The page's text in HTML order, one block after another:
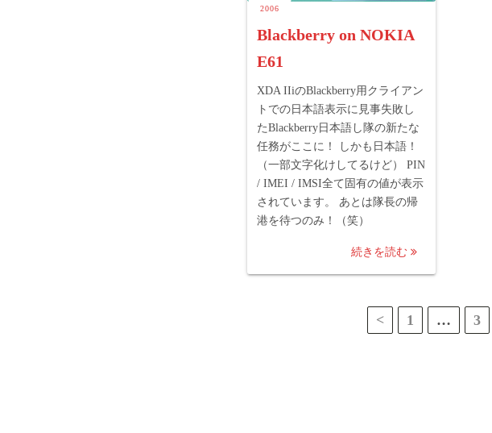
2006
Blackberry on NOKIA
E61
XDA IIiのBlackberry用クライアン
トでの日本語表示に見事失敗し
たBlackberry日本語し隊の新たな
任務がここに！ しかも日本語！
（一部文字化けしてるけど） PIN
/ IMEI / IMSI全て固有の値が表示
されています。 あとは隊長の帰
港を待つのみ！（笑）
続きを読む
< 1 … 3